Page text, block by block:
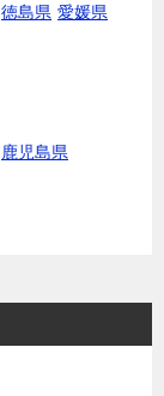
徳島県 愛媛県
鹿児島県